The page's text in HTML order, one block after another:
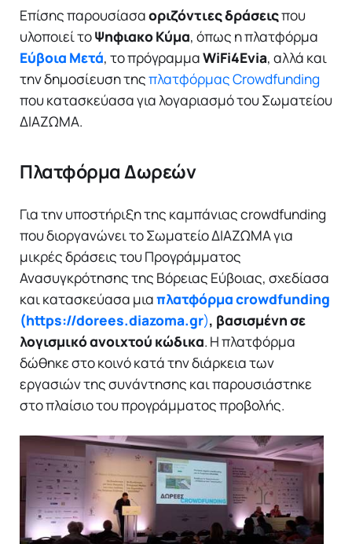
Επίσης παρουσίασαοριζόντιες δράσειςπου
υλοποιεί τοΨηφιακο Κύμα, όπως η πλατφόρμα
Εύβοια Μετά, το πρόγραμμαWiFi4Evia, αλλά και
την δημοσίευση τηςπλατφόρμας Crowdfunding
που κατασκεύασα για λογαριασμό του Σωματείου
ΔΙΑΖΩΜΑ.
Πλατφόρμα Δωρεών
Για την υποστήριξη της καμπάνιας crowdfunding
που διοργανώνει το Σωματείο ΔΙΑΖΩΜΑ για
μικρές δράσεις του Προγράμματος
Ανασυγκρότησης της Βόρειας Εύβοιας, σχεδίασα
και κατασκεύασα μιαπλατφόρμα crowdfunding
(https://dorees.diazoma.gr), βασισμένη σε
λογισμικό ανοιχτού κώδικα. Η πλατφόρμα
δώθηκε στο κοινό κατά την διάρκεια των
εργασιών της συνάντησης και παρουσιάστηκε
στο πλαίσιο του προγράμματος προβολής.